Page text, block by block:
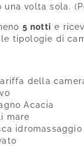
volta sola.
5 notti e
tipologie di
della
Acacia
mare
idromassaggio